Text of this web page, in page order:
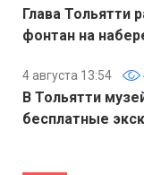
Глава Тольятти
фонтан на
4 августа 13:54
В Тольятти
бесплатные